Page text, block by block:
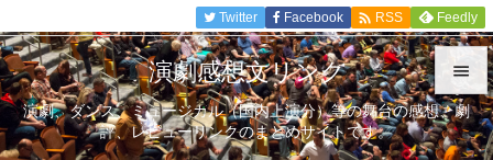


メニュ
Twitter Facebook  RSS Feedly
演劇感想文リンク
演劇、ダンス、ミュージカル（国内上演分）等の舞台の感想、劇
評、レビューリンクのまとめサイトです。